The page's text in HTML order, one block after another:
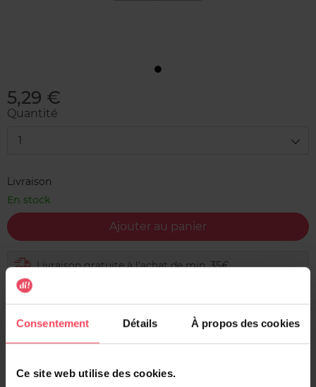
Consentement Détails À propos des cookies
Ce site web utilise des cookies.
5,29 €
Quantité
1
Livraison
En stock
Ajouter au panier
Livraison gratuite à l'achat de min. 35€
Retour gratuit dans votre magasin